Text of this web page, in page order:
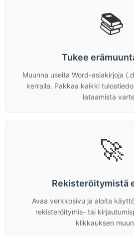
📚
Tukee
Muunna useita Word-asiakirjoja
kerralla. Pakkaa kaikki
lataamista
🚀
Rekisteröitymistä
Avaa verkkosivu ja aloita
rekisteröitymis- tai
klikkauksen